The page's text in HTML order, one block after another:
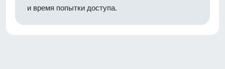
и время попытки доступа.